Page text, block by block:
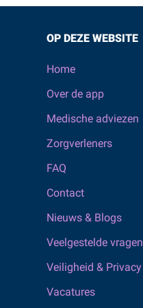
OP DEZE WEBSITE
Home
Over de app
Medische adviezen
Zorgverleners
FAQ
Contact
Nieuws & Blogs
Veelgestelde vragen
Veiligheid & Privacy
Vacatures